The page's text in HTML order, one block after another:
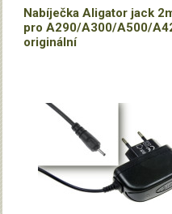
Nabíječka Aligator jack
pro A290/A300/A500/
originální